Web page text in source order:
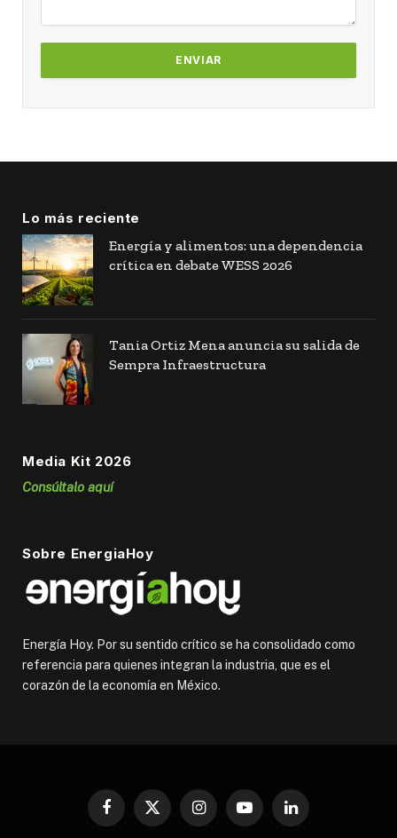
Lo más reciente
Energía y alimentos: una dependencia
crítica en debate WESS 2026
Tania Ortiz Mena anuncia su salida de
Sempra Infraestructura
Media Kit 2026
Consúltalo aquí
Sobre EnergiaHoy
Energía Hoy. Por su sentido crítico se ha consolidado como
referencia para quienes integran la industria, que es el
corazón de la economía en México.
Facebook
X
InstagramYouTubeLinkedIn